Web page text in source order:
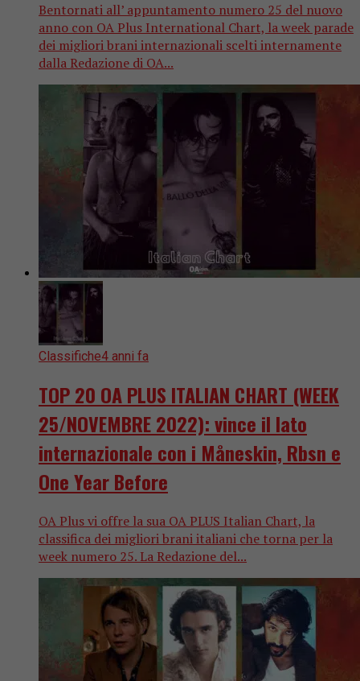
Bentornati all’ appuntamento numero 25 del nuovo
anno con OA Plus International Chart, la week parade
dei migliori brani internazionali scelti internamente
dalla Redazione di OA...
Classifiche4 anni fa
TOP 20 OA PLUS ITALIAN CHART (WEEK
25/NOVEMBRE 2022): vince il lato
internazionale con i Måneskin, Rbsn e
One Year Before
OA Plus vi offre la sua OA PLUS Italian Chart, la
classifica dei migliori brani italiani che torna per la
week numero 25. La Redazione del...